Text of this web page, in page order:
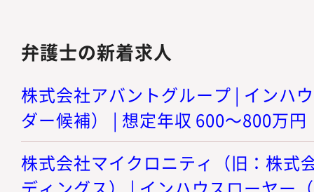
弁護士の新着求人
株式会社アバントグループ | インハ
ダー候補） | 想定年収 600～800万円
株式会社マイクロニティ（旧：株式